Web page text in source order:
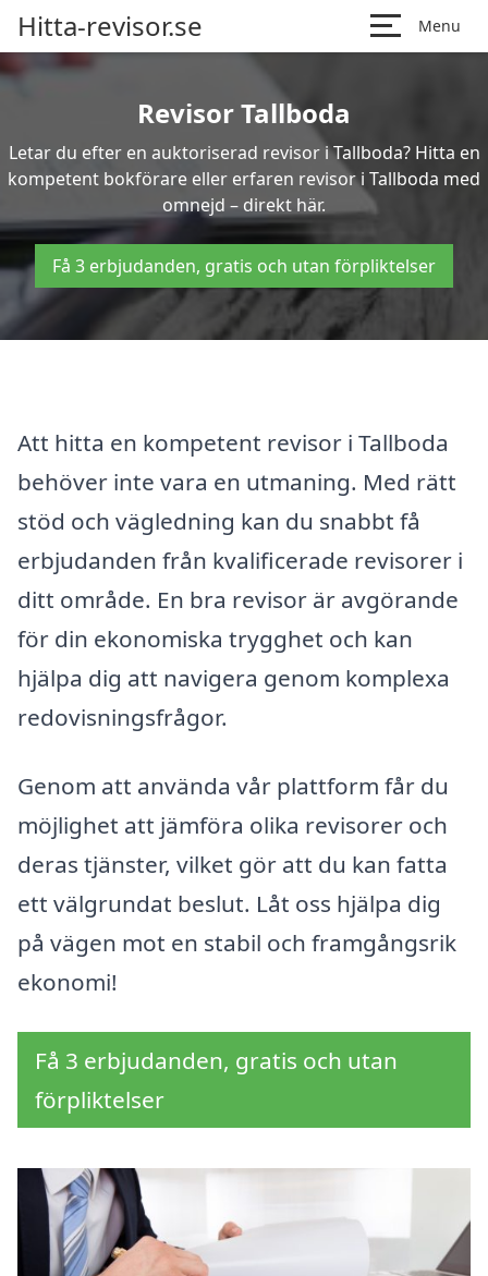
Hitta-revisor.se Menu
Revisor Tallboda
Letar du efter en auktoriserad revisor i Tallboda? Hitta en
kompetent bokförare eller erfaren revisor i Tallboda med
omnejd – direkt här.
Få 3 erbjudanden, gratis och utan förpliktelser
Att hitta en kompetent revisor i Tallboda
behöver inte vara en utmaning. Med rätt
stöd och vägledning kan du snabbt få
erbjudanden från kvalificerade revisorer i
ditt område. En bra revisor är avgörande
för din ekonomiska trygghet och kan
hjälpa dig att navigera genom komplexa
redovisningsfrågor.
Genom att använda vår plattform får du
möjlighet att jämföra olika revisorer och
deras tjänster, vilket gör att du kan fatta
ett välgrundat beslut. Låt oss hjälpa dig
på vägen mot en stabil och framgångsrik
ekonomi!
Få 3 erbjudanden, gratis och utan
förpliktelser